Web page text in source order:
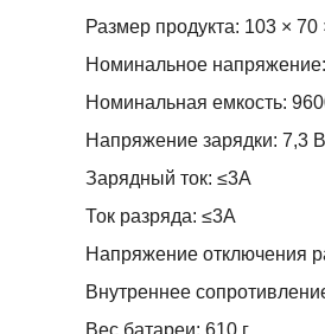
Размер продукта: 103 ×
Номинальное
Номинальная емкость:
Напряжение зарядки: 7,3 В
Зарядный ток: ≤3A
Ток разряда: ≤3A
Напряжение отключения
Внутреннее
Вес батареи: 610 г